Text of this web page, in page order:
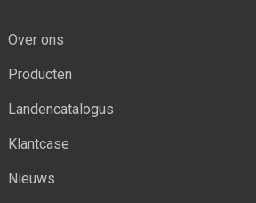
Over ons
Producten
Landencatalogus
Klantcase
Nieuws